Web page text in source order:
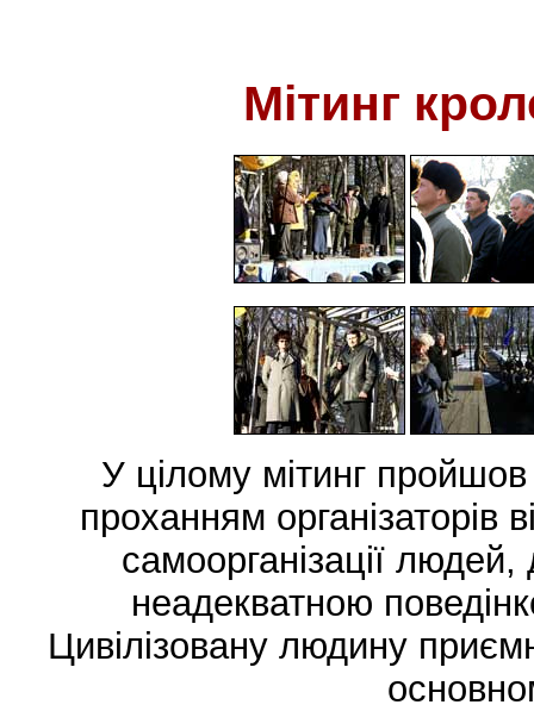
Мітинг
У цілому мітинг
проханням організаторів
самоорганізації
неадекватною
Цивілізовану людину